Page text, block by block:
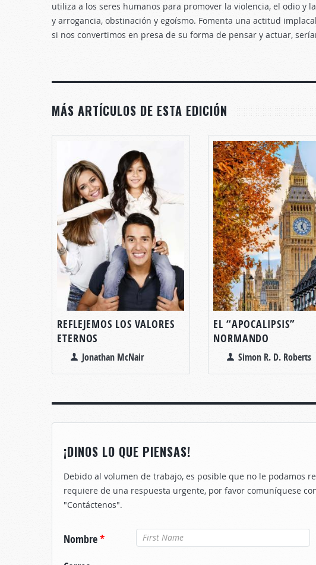
utiliza a los seres humanos para promover la violencia, el odio y
y arrogancia, obstinación y egoísmo. Fomenta una actitud
si nos convertimos en presa de su forma de pensar y actuar,
MÁS ARTÍCULOS DE ESTA EDICIÓN
REFLEJEMOS LOS VALORES
ETERNOS
Jonathan McNair
EL “APOCALIPSIS”
NORMANDO
Simon R. D. Roberts
¡DINOS LO QUE PIENSAS!
Debido al volumen de trabajo, es posible que no le podamos
requiere de una respuesta urgente, por favor comuníquese
"Contáctenos".
Nombre*